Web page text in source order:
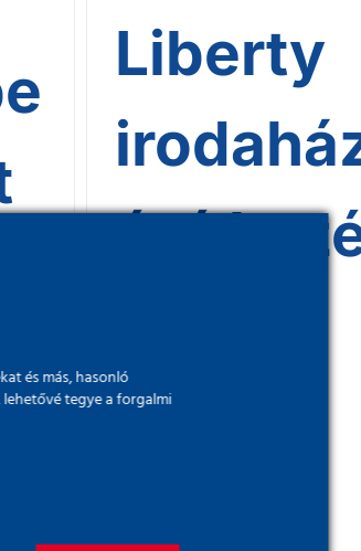
Liberty
és más, hasonló
tegye a forgalmi